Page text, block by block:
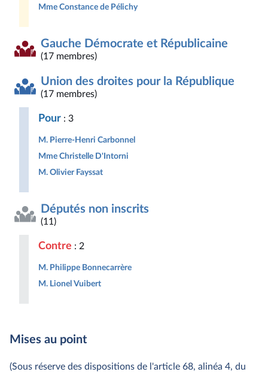
Mme Constance de Pélichy
Gauche Démocrate et Républicaine
(17 membres)
Union des droites pour la République
(17 membres)
Pour : 3
M. Pierre-Henri Carbonnel
Mme Christelle D'Intorni
M. Olivier Fayssat
Députés non inscrits
(11)
Contre : 2
M. Philippe Bonnecarrère
M. Lionel Vuibert
Mises au point
(Sous réserve des dispositions de l'article 68, alinéa 4, du